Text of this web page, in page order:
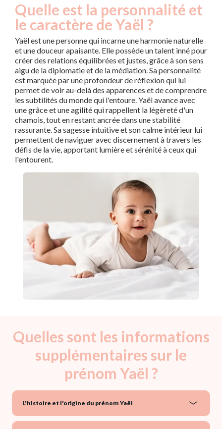
Quelle est la personnalité et
le caractère de Yaël ?
Yaël est une personne qui incarne une harmonie naturelle
et une douceur apaisante. Elle possède un talent inné pour
créer des relations équilibrées et justes, grâce à son sens
aigu de la diplomatie et de la médiation. Sa personnalité
est marquée par une profondeur de réflexion qui lui
permet de voir au-delà des apparences et de comprendre
les subtilités du monde qui l'entoure. Yaël avance avec
une grâce et une agilité qui rappellent la légèreté d'un
chamois, tout en restant ancrée dans une stabilité
rassurante. Sa sagesse intuitive et son calme intérieur lui
permettent de naviguer avec discernement à travers les
défis de la vie, apportant lumière et sérénité à ceux qui
l'entourent.
Quelles sont les informations
supplémentaires sur le
prénom Yaël ?
L'histoire et l'origine du prénom Yaël